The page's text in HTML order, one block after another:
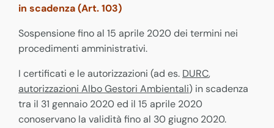
in scadenza (Art. 103)
Sospensione fino al 15 aprile 2020 dei termini nei
procedimenti amministrativi.
I certificati e le autorizzazioni (ad es. DURC,
autorizzazioni Albo Gestori Ambientali) in scadenza
tra il 31 gennaio 2020 ed il 15 aprile 2020
conoservano la validità fino al 30 giugno 2020.